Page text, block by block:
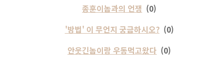
종훈이놈과의 언쟁 (0)
'방법' 이 무언지 궁금하시오? (0)
안웃긴놈이랑 우동먹고왔다 (0)